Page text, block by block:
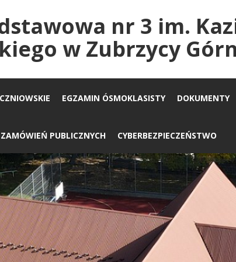
nr 3 im.
w Zubrzycy
EGZAMIN ÓSMOKLASISTY DOKUMENTY
PUBLICZNYCH CYBERBEZPIECZEŃSTWO